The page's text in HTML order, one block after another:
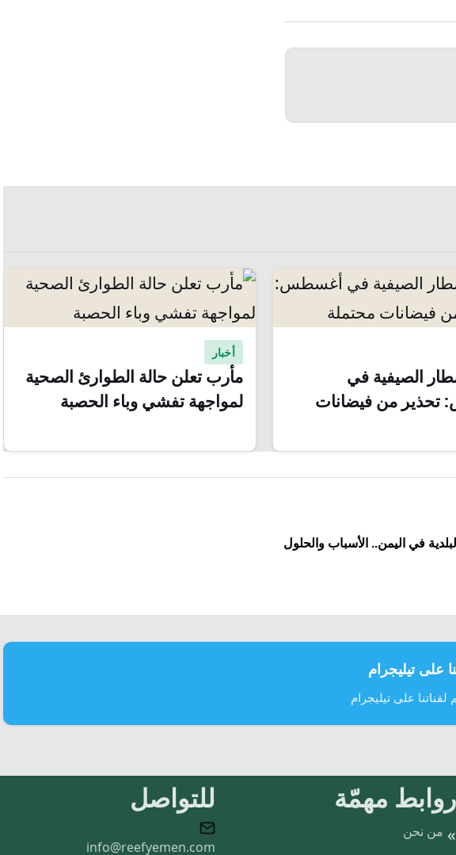
الصيفية في
من فيضانات
أخبار
مأرب تعلن حالة الطوارئ الصحية
لمواجهة تفشي وباء الحصبة
في اليمن.. الأسباب والحلول
على تيليجرام
لقناتنا على تيليجرام
روابط مهمّة
من نحن
للتواصل
info@reefyemen.com